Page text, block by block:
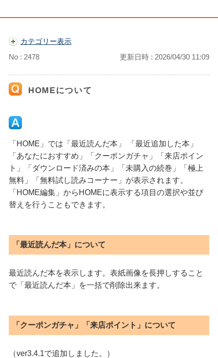
カテゴリー表示
No : 2478
更新日時 : 2026/04/30 11:09
HOMEについて
「HOME」では「最近読んだ本」 「最近追加した本」
「あなたにおすすめ」「クーポンガチャ」「来店ポイン
ト」「ダウンロード済みの本」「未購入の続巻」「極上
無料」「無料試し読みコーナー」が表示されます。
「HOME編集」からHOMEに表示する項目の選択や並び
替えを行うこともできます。
「最近読んだ本」について
最近読んだ本を表示します。表紙画像を長押しすること
で「最近読んだ本」を一括で削除出来ます。
「クーポンガチャ」「来店ポイント」について
（ver3.4.1で追加しました。）